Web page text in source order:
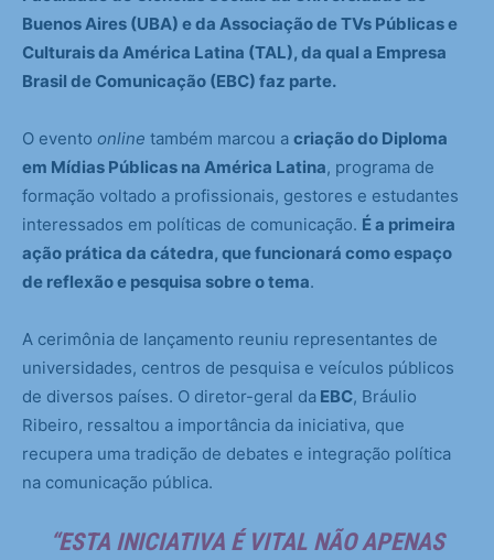
Buenos Aires (UBA) e da Associação de TVs Públicas e
Culturais da América Latina (TAL), da qual a Empresa
Brasil de Comunicação (EBC) faz parte.
O evento online também marcou a criação do Diploma
em Mídias Públicas na América Latina, programa de
formação voltado a profissionais, gestores e estudantes
interessados em políticas de comunicação. É a primeira
ação prática da cátedra, que funcionará como espaço
de reflexão e pesquisa sobre o tema.
A cerimônia de lançamento reuniu representantes de
universidades, centros de pesquisa e veículos públicos
de diversos países. O diretor-geral da EBC, Bráulio
Ribeiro, ressaltou a importância da iniciativa, que
recupera uma tradição de debates e integração política
na comunicação pública.
“ESTA INICIATIVA É VITAL NÃO APENAS